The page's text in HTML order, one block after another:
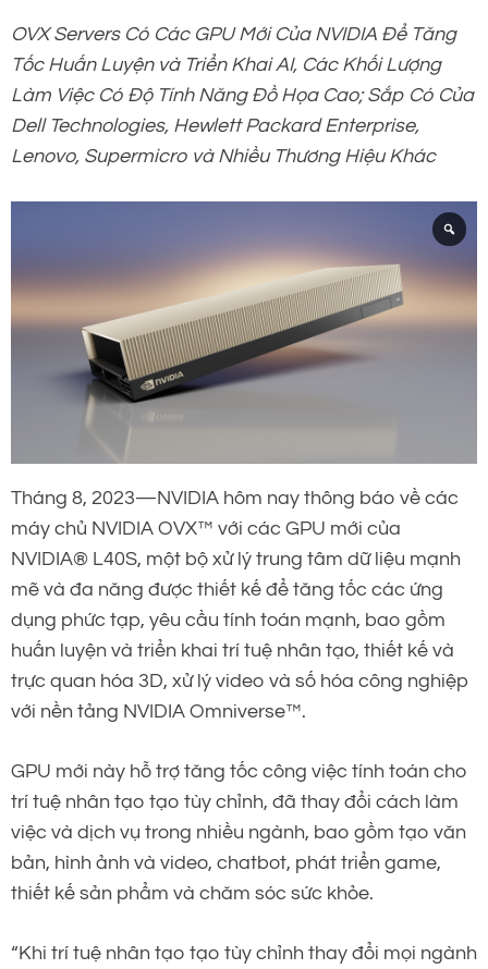
OVX Servers Có Các GPU Mới Của NVIDIA Để Tăng
Tốc Huấn Luyện và Triển Khai AI, Các Khối Lượng
Làm Việc Có Độ Tính Năng Đồ Họa Cao; Sắp Có Của
Dell Technologies, Hewlett Packard Enterprise,
Lenovo, Supermicro và Nhiều Thương Hiệu Khác
Tháng 8, 2023—NVIDIA hôm nay thông báo về các
máy chủ NVIDIA OVX™ với các GPU mới của
NVIDIA® L40S, một bộ xử lý trung tâm dữ liệu mạnh
mẽ và đa năng được thiết kế để tăng tốc các ứng
dụng phức tạp, yêu cầu tính toán mạnh, bao gồm
huấn luyện và triển khai trí tuệ nhân tạo, thiết kế và
trực quan hóa 3D, xử lý video và số hóa công nghiệp
với nền tảng NVIDIA Omniverse™.
GPU mới này hỗ trợ tăng tốc công việc tính toán cho
trí tuệ nhân tạo tạo tùy chỉnh, đã thay đổi cách làm
việc và dịch vụ trong nhiều ngành, bao gồm tạo văn
bản, hình ảnh và video, chatbot, phát triển game,
thiết kế sản phẩm và chăm sóc sức khỏe.
“Khi trí tuệ nhân tạo tạo tùy chỉnh thay đổi mọi ngành